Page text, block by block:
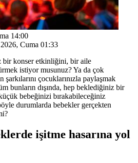
14:00
Cuma 01:33
bir konser etkinliğini, bir aile
istiyor musunuz? Ya da çok
çocuklarınızla paylaşmak
bunların dışında, hep beklediğiniz bir
bebeğinizi bırakabileceğiniz
durumlarda bebekler gerçekten
işitme hasarına yol